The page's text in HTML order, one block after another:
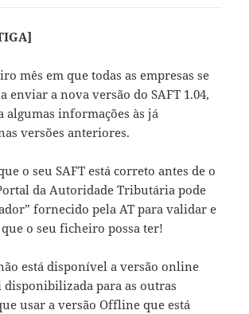
mês em que todas as empresas se
enviar a nova versão do SAFT 1.04,
algumas informações às já
versões anteriores.
o seu SAFT está correto antes de o
da Autoridade Tributária pode
fornecido pela AT para validar e
o seu ficheiro possa ter!
está disponível a versão online
para as outras
usar a versão Offline que está